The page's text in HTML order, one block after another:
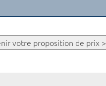
votre proposition de prix >